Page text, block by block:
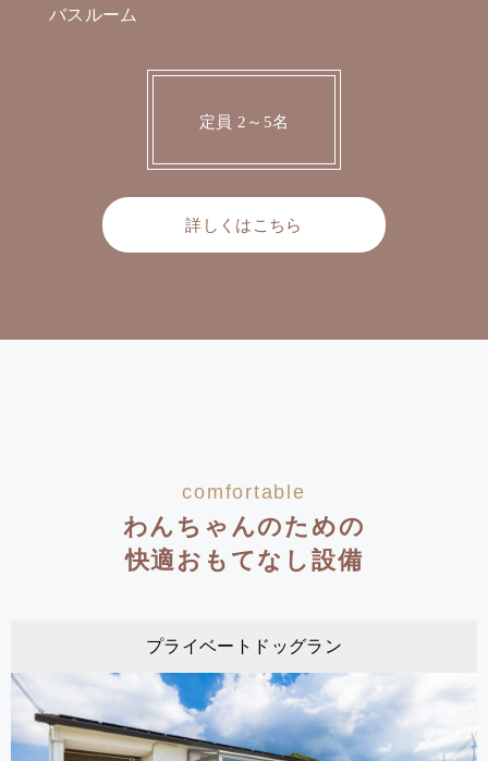
バスルーム
定員 2～5名
詳しくはこちら
comfortable
わんちゃんのための
快適おもてなし設備
プライベートドッグラン